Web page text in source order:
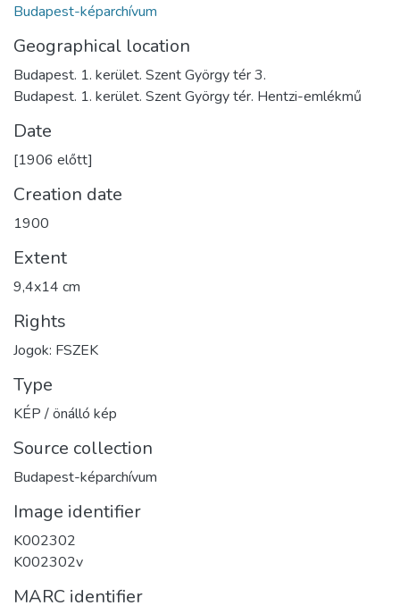
Budapest-képarchívum
Geographical location
Budapest. 1. kerület. Szent György tér 3.
Budapest. 1. kerület. Szent György tér. Hentzi-emlékmű
Date
[1906 előtt]
Creation date
1900
Extent
9,4x14 cm
Rights
Jogok: FSZEK
Type
KÉP / önálló kép
Source collection
Budapest-képarchívum
Image identifier
K002302
K002302v
MARC identifier